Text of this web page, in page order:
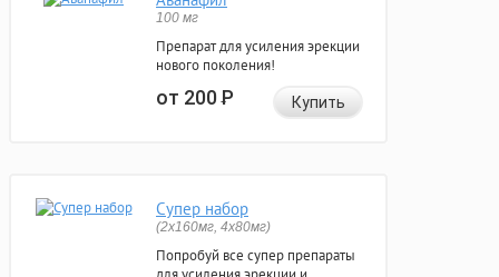
100 мг
Препарат для усиления эрекции
нового поколения!
от 200Р Купить
Супер набор
(2х160мг, 4х80мг)
Попробуй все супер препараты